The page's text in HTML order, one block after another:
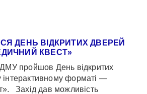
ДЕНЬ ВІДКРИТИХ ДВЕРЕЙ
КВЕСТ»
пройшов День відкритих
інтерактивному форматі —
Захід дав можливість